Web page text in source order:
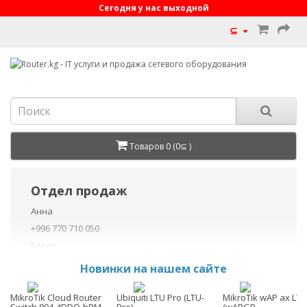
Сегодня у нас выходной
⊆
Товаров 0 (0⊆ )
Отдел продаж
Анна
+996 770 710 050
Елена
+996 770 710 040
+996 755 710 050
Данил
Новинки на нашем сайте
MikroTik Cloud Router Ubiquiti LTU Pro (LTU- MikroTik wAP ax